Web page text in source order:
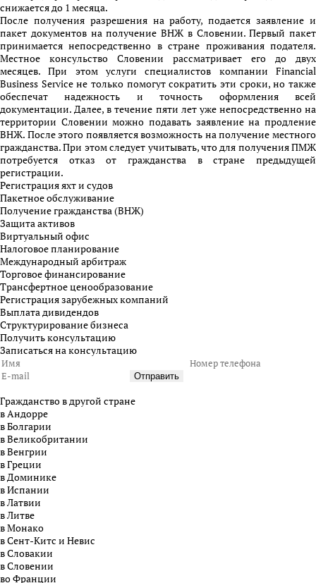
снижается до 1 месяца.
После получения разрешения на работу, подается заявление и
пакет документов на получение ВНЖ в Словении. Первый пакет
принимается непосредственно в стране проживания подателя.
Местное консульство Словении рассматривает его до двух
месяцев. При этом услуги специалистов компании Financial
Business Service не только помогут сократить эти сроки, но также
обеспечат надежность и точность оформления всей
документации. Далее, в течение пяти лет уже непосредственно на
территории Словении можно подавать заявление на продление
ВНЖ. После этого появляется возможность на получение местного
гражданства. При этом следует учитывать, что для получения ПМЖ
потребуется отказ от гражданства в стране предыдущей
регистрации.
Регистрация яхт и судов
Пакетное обслуживание
Получение гражданства (ВНЖ)
Защита активов
Виртуальный офис
Налоговое планирование
Международный арбитраж
Торговое финансирование
Трансфертное ценообразование
Регистрация зарубежных компаний
Выплата дивидендов
Структурирование бизнеса
Получить консультацию
Записаться на консультацию
Гражданство в другой стране
в Андорре
в Болгарии
в Великобритании
в Венгрии
в Греции
в Доминике
в Испании
в Латвии
в Литве
в Монако
в Сент-Китс и Невиc
в Словакии
в Словении
во Франции